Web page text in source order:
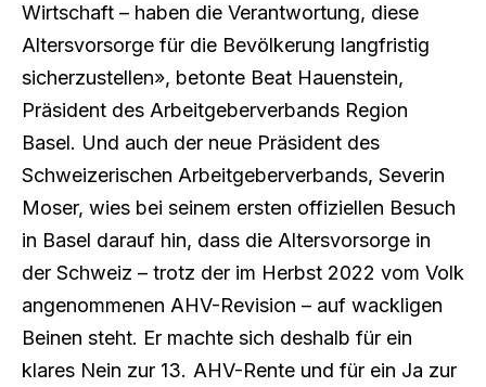
Wirtschaft – haben die Verantwortung, diese
Altersvorsorge für die Bevölkerung langfristig
sicherzustellen», betonte Beat Hauenstein,
Präsident des Arbeitgeberverbands Region
Basel. Und auch der neue Präsident des
Schweizerischen Arbeitgeberverbands, Severin
Moser, wies bei seinem ersten offiziellen Besuch
in Basel darauf hin, dass die Altersvorsorge in
der Schweiz – trotz der im Herbst 2022 vom Volk
angenommenen AHV-Revision – auf wackligen
Beinen steht. Er machte sich deshalb für ein
klares Nein zur 13. AHV-Rente und für ein Ja zur